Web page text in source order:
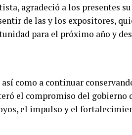
agradeció a los presentes
de las y los expositores,
para el próximo año y
como a continuar
el compromiso del gobierno
el impulso y el